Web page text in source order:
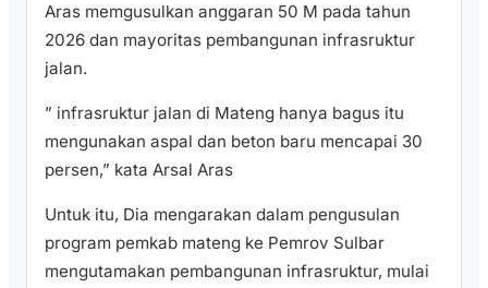
Aras memgusulkan anggaran 50 M pada tahun
2026 dan mayoritas pembangunan infrasruktur
jalan.
” infrasruktur jalan di Mateng hanya bagus itu
mengunakan aspal dan beton baru mencapai 30
persen,” kata Arsal Aras
Untuk itu, Dia mengarakan dalam pengusulan
program pemkab mateng ke Pemrov Sulbar
mengutamakan pembangunan infrasruktur, mulai